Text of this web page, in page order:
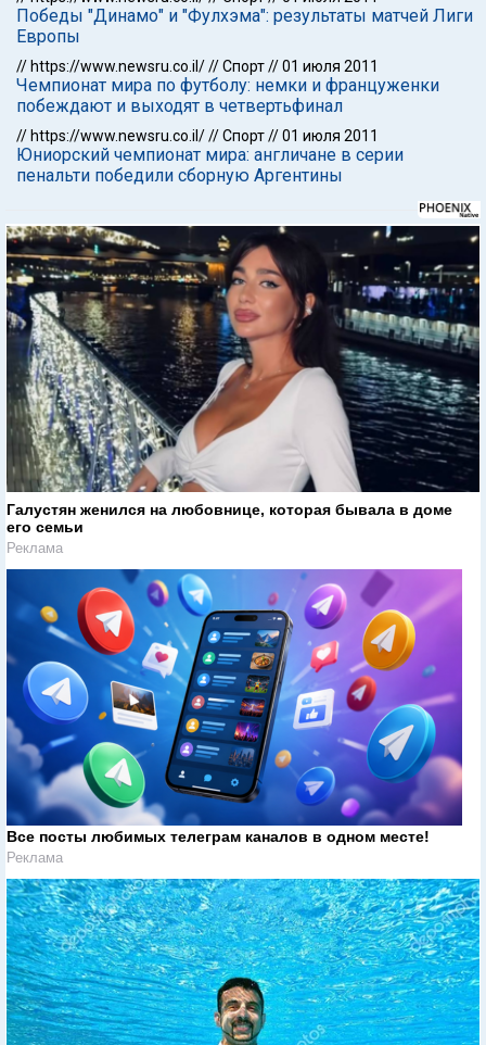
Победы "Динамо" и "Фулхэма": результаты матчей Лиги
Европы
// https://www.newsru.co.il///Спорт//01 июля 2011
Чемпионат мира по футболу: немки и француженки
побеждают и выходят в четвертьфинал
// https://www.newsru.co.il///Спорт//01 июля 2011
Юниорский чемпионат мира: англичане в серии
пенальти победили сборную Аргентины
Галустян женился на любовнице, которая бывала в доме
его семьи
Реклама
Все посты любимых телеграм каналов в одном месте!
Реклама